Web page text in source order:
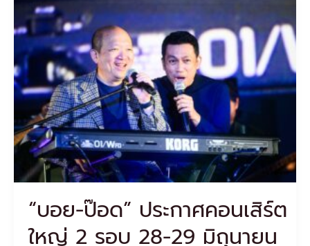
“บอย-ป๊อด” ประกาศคอนเสิร์ต
ใหญ่ 2 รอบ 28-29 มิถุนายน
ป๊อด”
ประกาศ
คอนเสิร์ต
ใหญ่
2
รอบ
28-
29
มิถุนายน
2568
ใน
งาน
ไทย
ประกัน
ชีวิต Presents